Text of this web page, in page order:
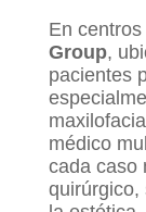
En
Group,
pacientes
médico
cada caso
quirúrgico,